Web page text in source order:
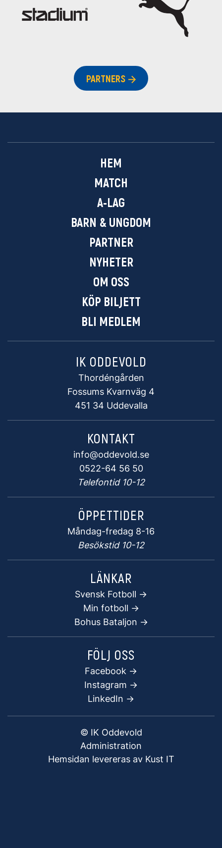
PARTNERS
HEM
MATCH
A-LAG
BARN & UNGDOM
PARTNER
NYHETER
OM OSS
KÖP BILJETT
BLI MEDLEM
IK ODDEVOLD
Thordéngården
Fossums Kvarnväg 4
451 34 Uddevalla
KONTAKT
info@oddevold.se
0522-64 56 50
Telefontid 10-12
ÖPPETTIDER
Måndag-fredag 8-16
Besökstid 10-12
LÄNKAR
Svensk Fotboll ->
Min fotboll ->
Bohus Bataljon ->
FÖLJ OSS
Facebook ->
Instagram ->
LinkedIn ->
© IK Oddevold
Administration
Hemsidan levereras av Kust IT